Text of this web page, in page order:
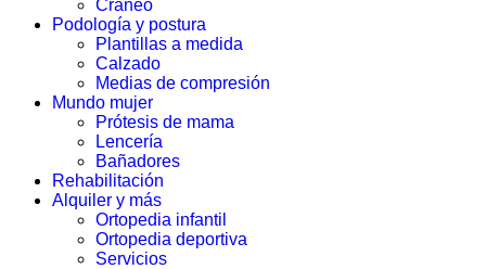
Cráneo
Podología y postura
Plantillas a medida
Calzado
Medias de compresión
Mundo mujer
Prótesis de mama
Lencería
Bañadores
Rehabilitación
Alquiler y más
Ortopedia infantil
Ortopedia deportiva
Servicios